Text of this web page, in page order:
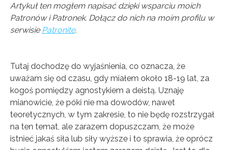
Artykuł ten mogłem napisać dzięki wsparciu moich
Patronów i Patronek. Dołącz do nich na moim profilu w
serwisie Patronite.
Tutaj dochodzę do wyjaśnienia, co oznacza, że
uważam się od czasu, gdy miałem około 18-19 lat, za
kogoś pomiędzy agnostykiem a deistą. Uznaję
mianowicie, że póki nie ma dowodów, nawet
teoretycznych, w tym zakresie, to nie będę rozstrzygał
na ten temat, ale zarazem dopuszczam, że może
istnieć jakaś siła lub siły wyższe i to sprawia, że oprócz